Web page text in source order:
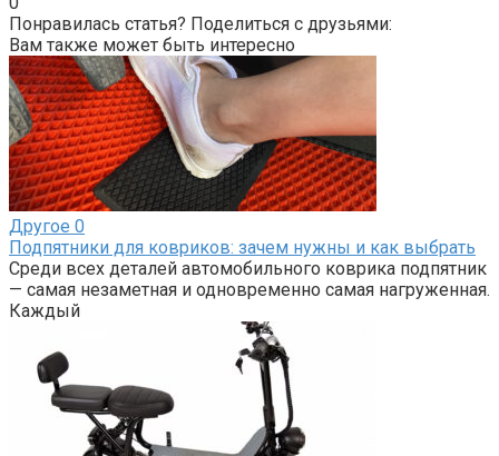
Понравилась статья? Поделиться с друзьями:
Вам также может быть интересно
Другое 0
Подпятники для ковриков: зачем нужны и как выбрать
Среди всех деталей автомобильного коврика подпятник
— самая незаметная и одновременно самая нагруженная.
Каждый